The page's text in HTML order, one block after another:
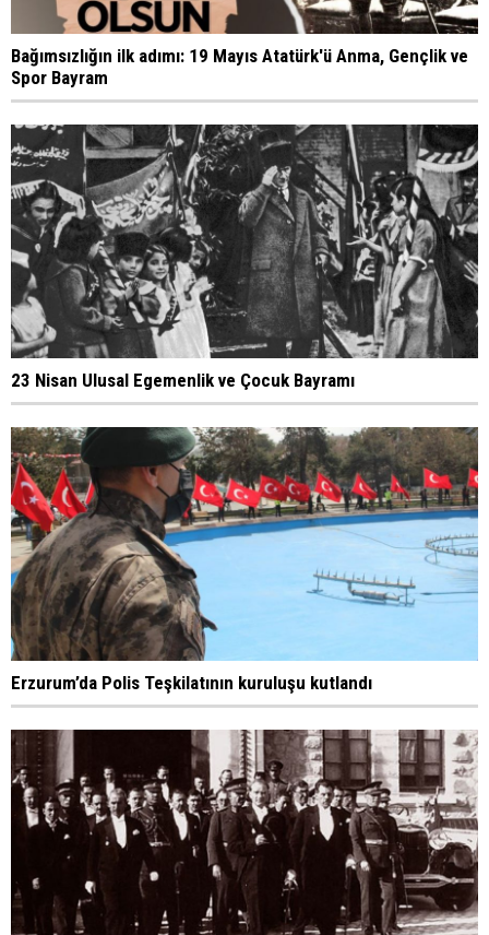
Bağımsızlığın ilk adımı: 19 Mayıs Atatürk'ü Anma, Gençlik ve
Spor Bayram
23 Nisan Ulusal Egemenlik ve Çocuk Bayramı
Erzurum’da Polis Teşkilatının kuruluşu kutlandı